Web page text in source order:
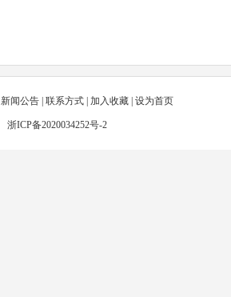
新闻公告 联系方式 加入收藏 设为首页
浙ICP备2020034252号-2